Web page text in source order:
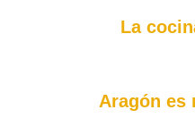
La
Aragón es